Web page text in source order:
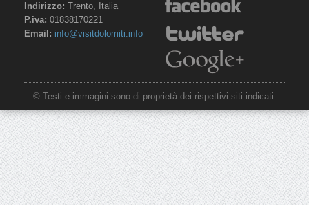
Indirizzo: Trento, Italia
P.iva: 01838170221
Email: info@visitdolomiti.info
© Testi e immagini sono di proprietà dei rispettivi siti indicati.